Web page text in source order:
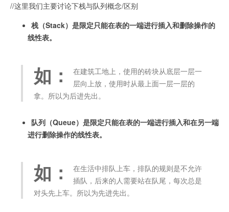
//这里我们主要讨论下栈与队列概念/区别
栈（Stack）是限定只能在表的一端进行插入和删除操作的
线性表。
如：
在建筑工地上，使用的砖块从底层一层一
层向上放，使用时从最上面一层一层的
拿。所以为后进先出。
队列（Queue）是限定只能在表的一端进行插入和在另一端
进行删除操作的线性表。
如：
在生活中排队上车，排队的规则是不允许
插队，后来的人需要站在队尾，每次总是
对头先上车。所以为先进先出。